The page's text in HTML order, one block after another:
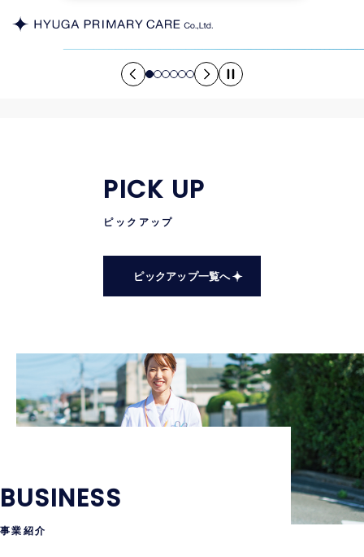
PRIMARY CARE × INNOVATION
24時間365日、
自宅で「安心」して
療養できる
ビジョン
PRIMARY CARE × INNOVATION
24時間365日、
自宅で「安心」して
療養できる
ビジョン
PRIMARY CARE × INNOVATION
24時間365日、
自宅で「安心」して
療養できる
ビジョン
PRIMARY CARE × INNOVATION
24時間365日、
自宅で「安心」して
療養できる
ビジョン
PRIMARY CARE × INNOVATION
24時間365日、
自宅で「安心」して
療養できる
ビジョン
PRIMARY CARE × INNOVATION
24時間365日、
自宅で「安心」して
療養できる
ビジョン
PICK UP
ピックアップ
ピックアップ一覧へ
BUSINESS
事業紹介